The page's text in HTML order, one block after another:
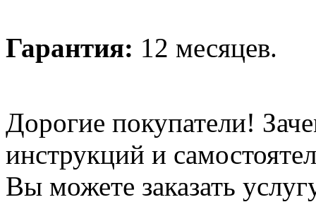
Гарантия: 12 месяцев.
Дорогие покупатели!
инструкций и
Вы можете заказать